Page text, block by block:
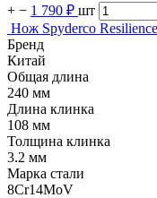
+ − 1 790 ₽ шт
Нож Spyderco
Бренд
Китай
Общая длина
240 мм
Длина клинка
108 мм
Толщина клинка
3.2 мм
Марка стали
8Cr14MoV